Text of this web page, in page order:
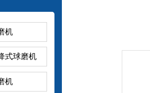
机
式球磨机
机